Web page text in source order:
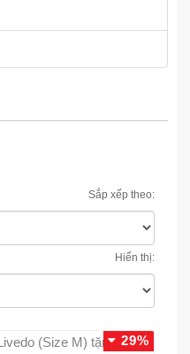
Sắp xếp theo:
Hiển thị:
29%